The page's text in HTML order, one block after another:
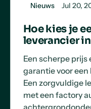
Nieuws Jul 20,
Hoe kies je
leverancier
Een scherpe prijs
garantie voor
Een zorgvuldige
met een factory